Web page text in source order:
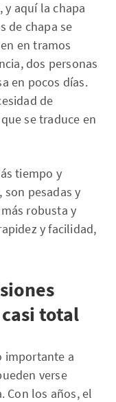
y aquí la chapa
de chapa se
en tramos
dos personas
en pocos días.
de
se traduce en
tiempo y
son pesadas y
robusta y
y facilidad,
total
importante a
verse
Con los años, el